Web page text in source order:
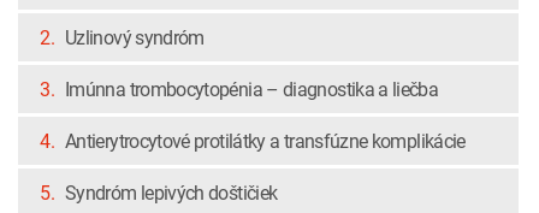
2. Uzlinový syndróm
3. Imúnna trombocytopénia – diagnostika a liečba
4. Antierytrocytové protilátky a transfúzne komplikácie
5. Syndróm lepivých doštičiek